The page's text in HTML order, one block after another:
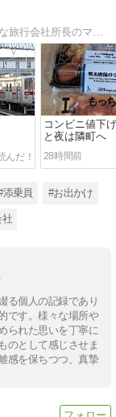
乗り物好きな小さな旅行会社所長の日記小さな旅行会社所長のマイペースブログ。日本の鉄道（ＪＲ・私鉄・地下鉄・路面電車・ケーブルカー）を全線制覇しました。
コンビニ値下
と夜は隣町へ
28時間前
添乗員 #お出かけ
社
る個人の記録であり
です。様々な場所や
られた思いを丁寧に
のとして感じさせま
感を保ちつつ、真摯